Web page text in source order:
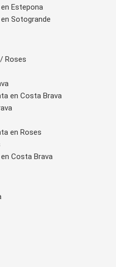
Estepona
Sotogrande
Roses
en Costa Brava
en Roses
Costa Brava